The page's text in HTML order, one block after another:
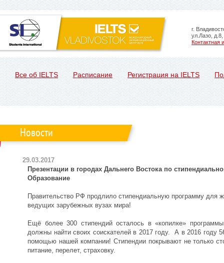
г.
ул.Лазо,
Контактная
Все об IELTS Расписание Регистрация на IELTS
Новости
29.03.2017
Презентации в городах Дальнего Востока по
Образование
Правительство РФ продлило стипендиальную программу для
ведущих зарубежных вузах мира!
Ещё более 300 стипендий осталось в «копилке»
должны найти своих соискателей в 2017 году. А в 2016 году
помощью нашей компании! Стипендии покрывают не только
питание, перелет, страховку.